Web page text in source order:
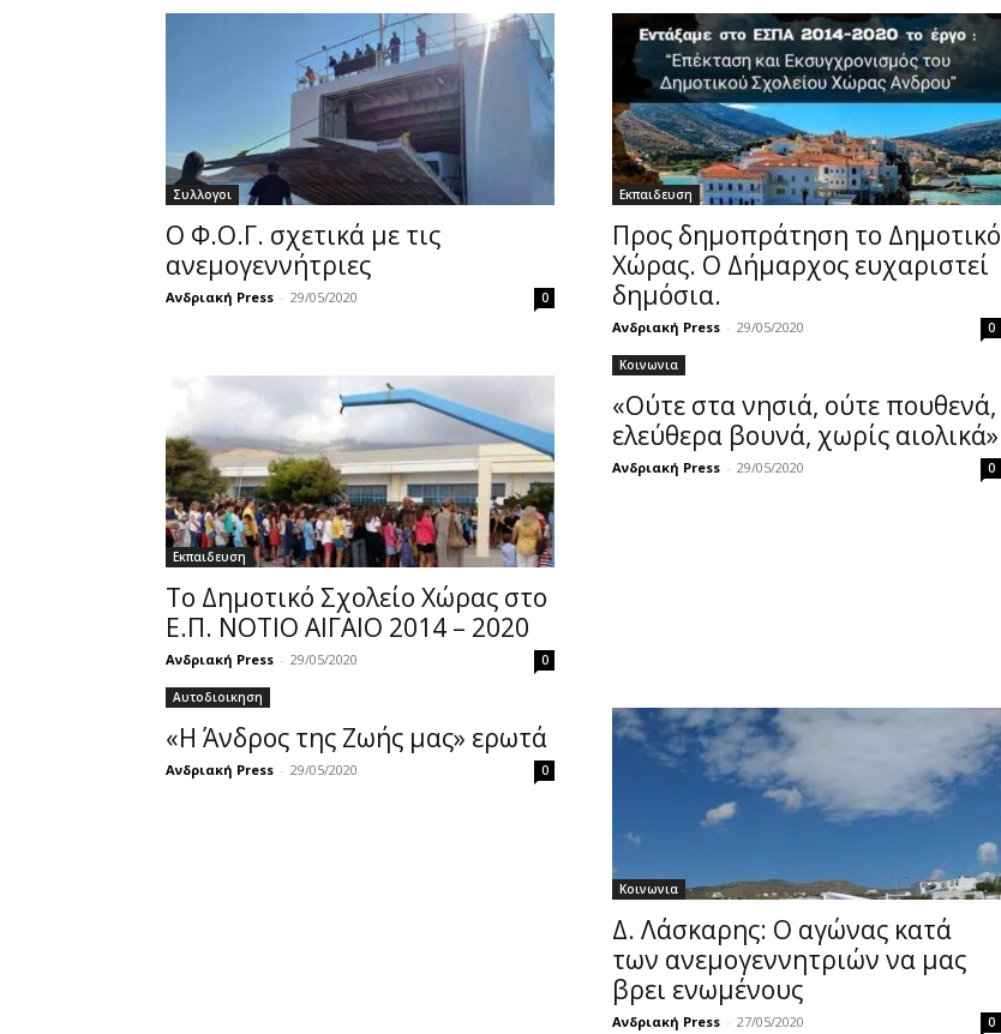
Συλλογοι
Ο Φ.Ο.Γ. σχετικά με τις
ανεμογεννήτριες
Ανδριακή Press - 29/05/2020 0
Εκπαιδευση
Προς δημοπράτηση το Δημοτικό
Χώρας. Ο Δήμαρχος ευχαριστεί
δημόσια.
Ανδριακή Press - 29/05/2020 0
Εκπαιδευση
Το Δημοτικό Σχολείο Χώρας στο
Ε.Π. ΝΟΤΙΟ ΑΙΓΑΙΟ 2014 – 2020
Ανδριακή Press - 29/05/2020 0
Κοινωνια
«Ούτε στα νησιά, ούτε πουθενά,
ελεύθερα βουνά, χωρίς αιολικά»
Ανδριακή Press - 29/05/2020 0
Αυτοδιοικηση
«Η Άνδρος της Ζωής μας» ερωτά
Ανδριακή Press - 29/05/2020 0
Κοινωνια
Δ. Λάσκαρης: Ο αγώνας κατά
των ανεμογεννητριών να μας
βρει ενωμένους
Ανδριακή Press - 27/05/2020 0